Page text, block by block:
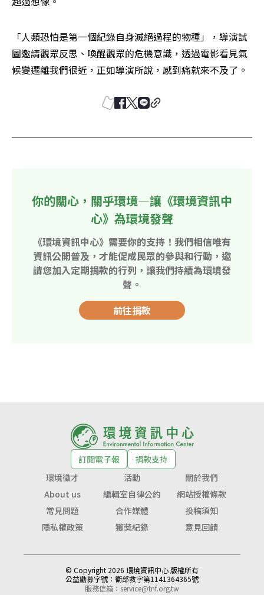
「人類恐怕是第一個紀錄自身滅絕過程的物種」，導演試
圖邀請觀眾反思、喚醒觀眾的危機意識，透過電影看見氣
候變遷離我們很近，正如導演所說，感到痛就來不及了。
你的關心，關乎環境—讓《環境資訊中
心》為環境發聲
《環境資訊中心》需要你的支持！我們相信唯有
資訊公開普及，才能促成民眾的參與和行動，邀
請您加入定期捐款的行列，讓我們持續為環境發
聲。
前往捐款
訂閱電子報
捐款支持
環境徵才
活動
關於我們
About us
編輯室自律公約
網站授權條款
常見問題
合作媒體
投稿須知
隱私權政策
獲獎紀錄 意見回饋
© Copyright 2026 環境資訊中心 版權所有
公益勸募字號： 衛部救字第1141364365號
服務信箱： service@tnf.org.tw